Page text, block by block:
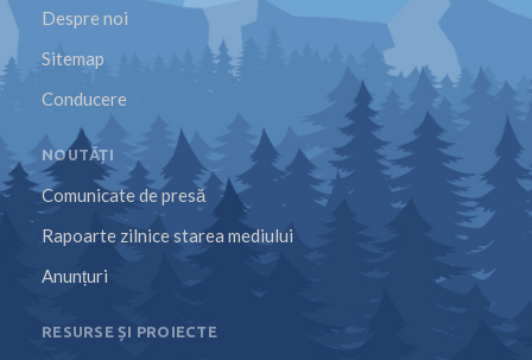
Despre noi
Sitemap
Conducere
NOUTĂȚI
Comunicate de presă
Rapoarte zilnice starea mediului
Anunțuri
RESURSE ȘI PROIECTE